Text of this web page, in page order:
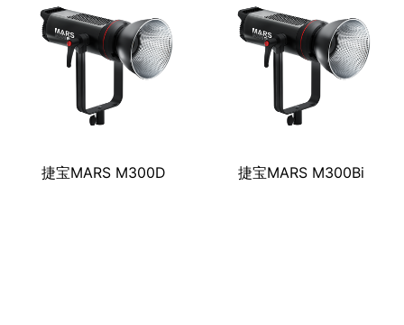
捷宝MARS M300D 捷宝MARS M300Bi